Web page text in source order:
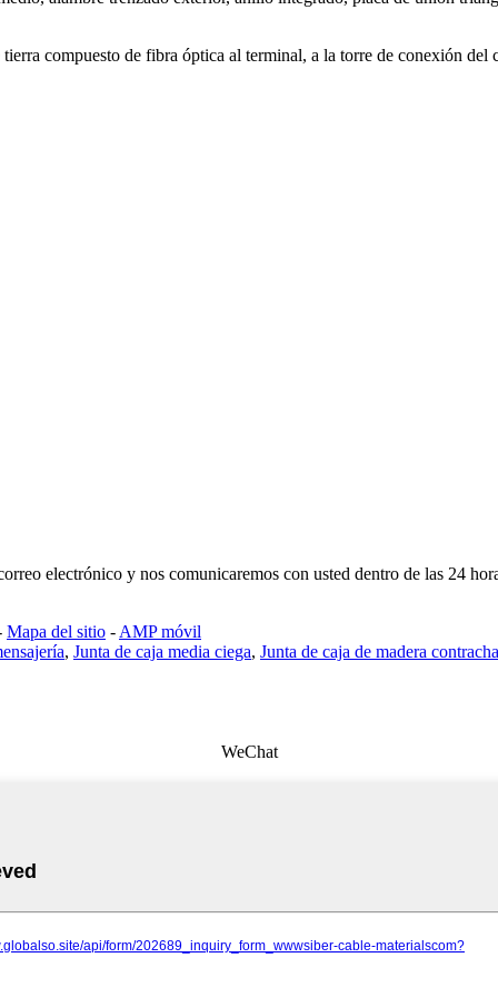
compuesto de fibra óptica al terminal, a la torre de conexión del
electrónico y nos comunicaremos con usted dentro de las 24
Mapa del sitio - AMP móvil
, Junta de caja media ciega, Junta de caja de madera
WeChat